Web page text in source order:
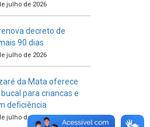
julho de 2026
decreto de
90 dias
julho de 2026
da Mata oferece
para criancas e
deficiência
julho de 2026